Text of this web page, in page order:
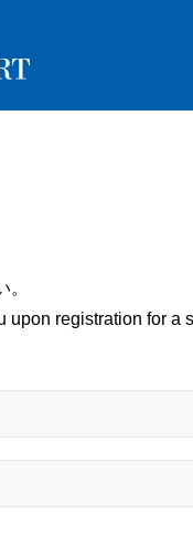
。
upon registration for a